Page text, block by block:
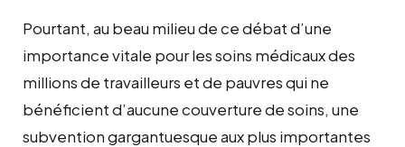
Pourtant, au beau milieu de ce débat d’une
importance vitale pour les soins médicaux des
millions de travailleurs et de pauvres qui ne
bénéficient d’aucune couverture de soins, une
subvention gargantuesque aux plus importantes